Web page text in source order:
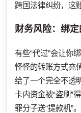
跨国法律纠纷，这
财务风险：绑
有些“代过”会让你
怪怪的转账方式充
给了一个完全不透
卡内资金被“盗刷”
罪分子送“提款机”。